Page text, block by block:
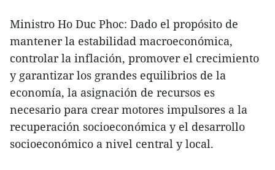
Ministro Ho Duc Phoc: Dado el propósito de
mantener la estabilidad macroeconómica,
controlar la inflación, promover el crecimiento
y garantizar los grandes equilibrios de la
economía, la asignación de recursos es
necesario para crear motores impulsores a la
recuperación socioeconómica y el desarrollo
socioeconómico a nivel central y local.